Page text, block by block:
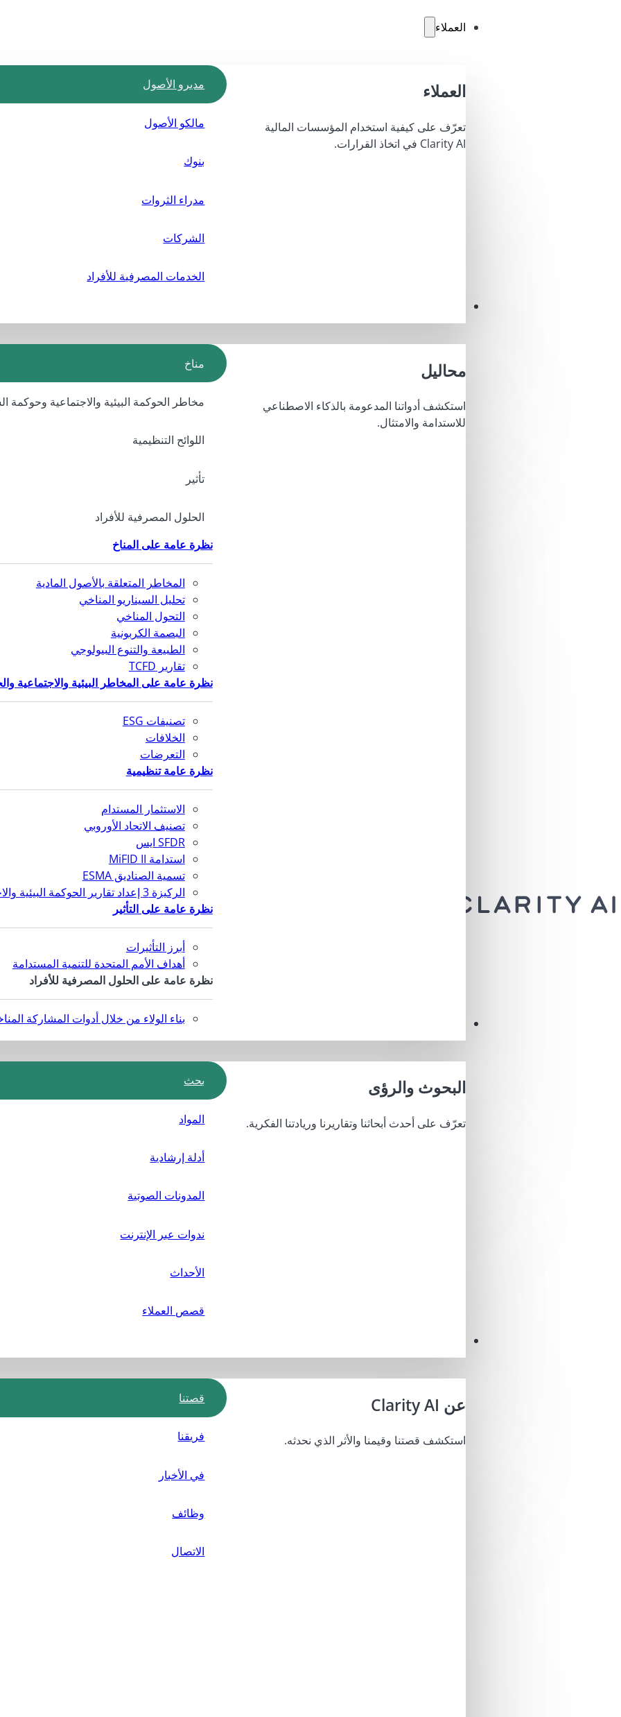
العملاء
العملاء
تعرّف على كيفية استخدام المؤسسات المالية
Clarity AI في اتخاذ القرارات.
مديرو الأصول
مالكو الأصول
بنوك
مدراء الثروات
الشركات
الخدمات المصرفية للأفراد
محاليل
استكشف أدواتنا المدعومة بالذكاء الاصطناعي
للاستدامة والامتثال.
مناخ
مخاطر الحوكمة البيئية والاجتماعية وحوكمة
اللوائح التنظيمية
تأثير
الحلول المصرفية للأفراد
نظرة عامة على المناخ
المخاطر المتعلقة بالأصول المادية
تحليل السيناريو المناخي
التحول المناخي
البصمة الكربونية
الطبيعة والتنوع البيولوجي
تقارير TCFD
نظرة عامة على المخاطر البيئية والاجتماعية
تصنيفات ESG
الخلافات
التعرضات
نظرة عامة تنظيمية
الاستثمار المستدام
تصنيف الاتحاد الأوروبي
SFDR ايس
استدامة MiFID II
تسمية الصناديق ESMA
الركيزة 3 إعداد تقارير الحوكمة البيئية والاجتماعية والمؤسسية
نظرة عامة على التأثير
أبرز التأثيرات
أهداف الأمم المتحدة للتنمية المستدامة
نظرة عامة على الحلول المصرفية للأفراد
بناء الولاء من خلال أدوات المشاركة
البحوث والرؤى
تعرّف على أحدث أبحاثنا وتقاريرنا وريادتنا الفكرية.
بحث
المواد
أدلة إرشادية
المدونات الصوتية
ندوات عبر الإنترنت
الأحداث
قصص العملاء
عن Clarity AI
استكشف قصتنا وقيمنا والأثر الذي نحدثه.
قصتنا
فريقنا
في الأخبار
وظائف
الاتصال